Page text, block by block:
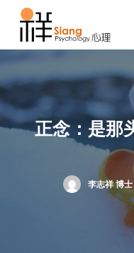
S
i
o
c
正念：是那
李志祥 博士